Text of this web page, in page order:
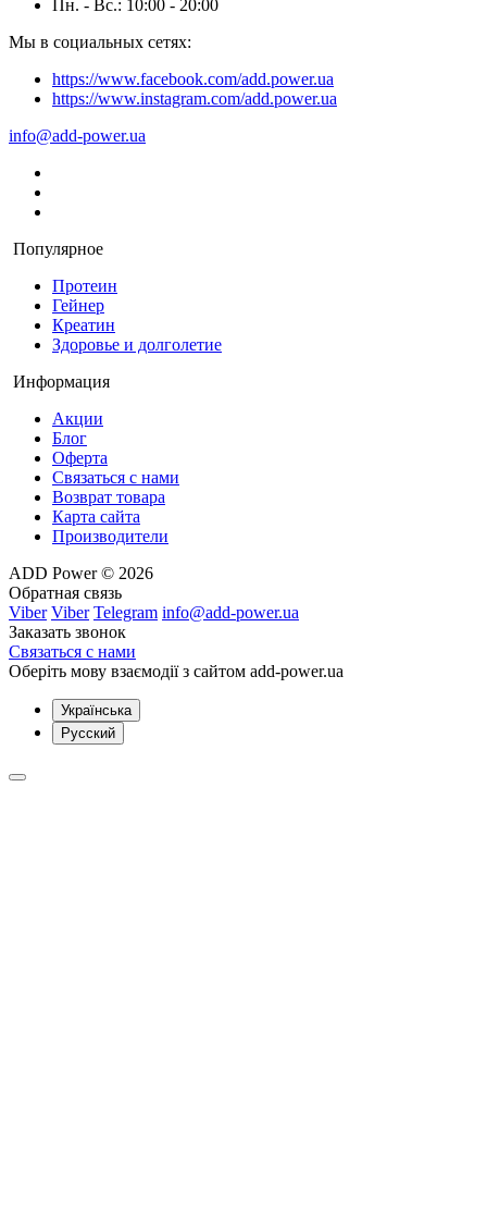
Пн. - Вс.: 10:00 - 20:00
Мы в социальных сетях:
https://www.facebook.com/add.power.ua
https://www.instagram.com/add.power.ua
info@add-power.ua
Популярное
Протеин
Гейнер
Креатин
Здоровье и долголетие
Информация
Акции
Блог
Оферта
Связаться с нами
Возврат товара
Карта сайта
Производители
ADD Power © 2026
Обратная связь
Viber Viber Telegram info@add-power.ua
Заказать звонок
Связаться с нами
Оберіть мову взаємодії з сайтом add-power.ua
Українська
Русский